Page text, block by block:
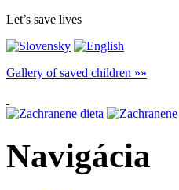
Let’s save lives
Gallery of saved children
Navigácia